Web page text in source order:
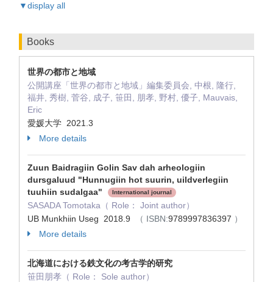
▼display all
Books
世界の都市と地域
公開講座「世界の都市と地域」編集委員会, 中根, 隆行,
福井, 秀樹, 菅谷, 成子, 笹田, 朋孝, 野村, 優子, Mauvais,
Eric
愛媛大学 2021.3
More details
Zuun Baidragiin Golin Sav dah arheologiin
dursgaluud "Hunnugiin hot suurin, uildverlegiin
tuuhiin sudalgaa"
International journal
SASADA Tomotaka（ Role： Joint author）
UB Munkhiin Useg 2018.9
（ ISBN:9789997836397 ）
More details
北海道における鉄文化の考古学的研究
笹田朋孝（ Role： Sole author）